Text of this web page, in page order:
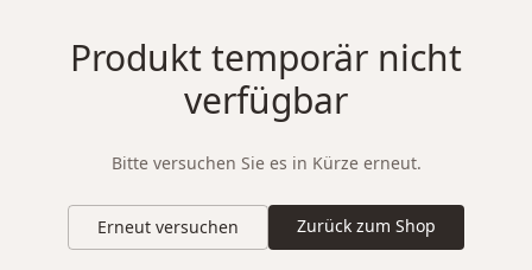
Produkt temporär nicht
verfügbar
Bitte versuchen Sie es in Kürze erneut.
Erneut versuchen Zurück zum Shop